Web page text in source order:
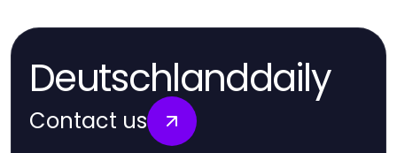
Deutschlanddaily
Contact us